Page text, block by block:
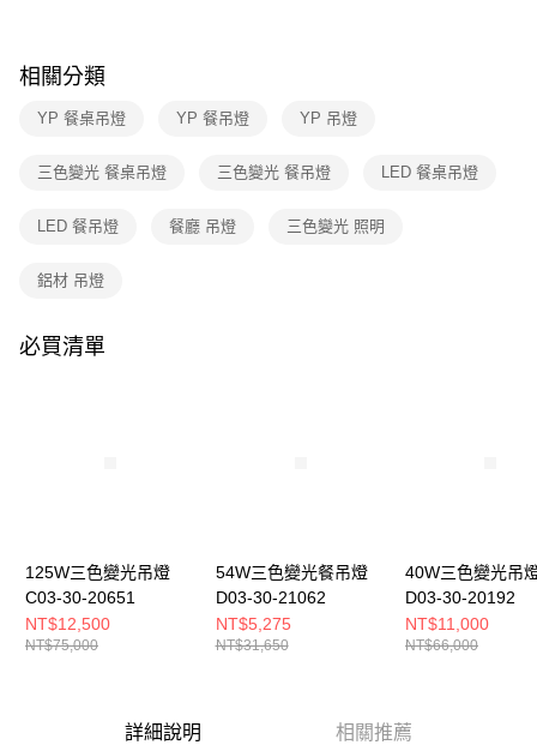
１．於結帳方式選擇「AFTEE先享後付」後，將跳轉至「AFTEE先享後付」
２．訂單成立數日內，您將收到繳費通知簡訊。
３．收到繳費通知簡訊後14天內，點擊此簡訊中的連結，可透過四大超商／
※ 請注意：結帳手續完成當下不需立刻繳費，但若您需要取消訂單，請聯絡
後付繳納相關費用。
※ 交易是否成功請以「AFTEE先享後付 」之結帳頁面顯示為準，若有關於
客戶支援中心」
４．使用「AFTEE先享後付」時，將依據個別帳號之用戶狀況，依本公司即
時審查核予不同之上限額度；若仍有額度不足之情形，本公司將視審查結果
請求用戶進行身份認證。
５．嚴禁一人註冊多個帳號或使用他人資訊註冊。若發現惡意使用之情形，
新竹貨運宅配
相關分類
YP 餐桌吊燈 YP 餐吊燈 YP 吊燈
三色變光 餐桌吊燈 三色變光 餐吊燈 LED 餐桌吊燈
LED 餐吊燈 餐廳 吊燈 三色變光 照明
鋁材 吊燈
必買清單
125W三色變光吊燈
C03-30-20651
NT$12,500
NT$75,000
54W三色變光餐吊燈
D03-30-21062
NT$5,275
NT$31,650
40W三色變光吊
D03-30-20192
NT$11,000
NT$66,000
詳細說明 相關推薦